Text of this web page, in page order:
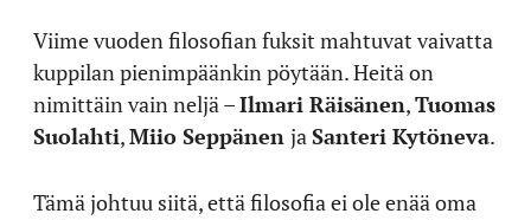
Viime vuoden filosofian fuksit mahtuvat vaivatta
kuppilan pienimpäänkin pöytään. Heitä on
nimittäin vain neljä –Ilmari Räisänen,Tuomas
Suolahti,Miio Seppänen jaSanteri Kytöneva.
Tämä johtuu siitä, että filosofia ei ole enää oma